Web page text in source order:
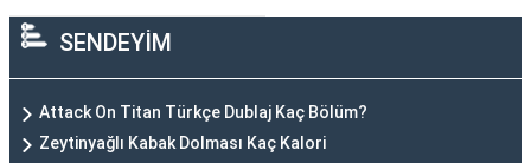
SENDEYİM
Attack On Titan Türkçe Dublaj Kaç Bölüm?
Zeytinyağlı Kabak Dolması Kaç Kalori